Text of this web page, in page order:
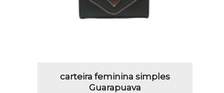
carteira feminina simples
Guarapuava